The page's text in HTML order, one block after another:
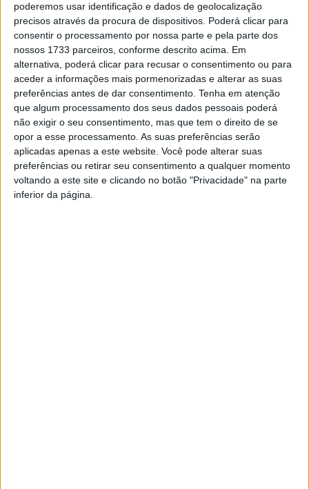
poderemos usar identificação e dados de geolocalização
precisos através da procura de dispositivos. Poderá clicar para
consentir o processamento por nossa parte e pela parte dos
nossos 1733 parceiros, conforme descrito acima. Em
alternativa, poderá clicar para recusar o consentimento ou para
aceder a informações mais pormenorizadas e alterar as suas
preferências antes de dar consentimento. Tenha em atenção
que algum processamento dos seus dados pessoais poderá
não exigir o seu consentimento, mas que tem o direito de se
opor a esse processamento. As suas preferências serão
aplicadas apenas a este website. Você pode alterar suas
preferências ou retirar seu consentimento a qualquer momento
voltando a este site e clicando no botão "Privacidade" na parte
inferior da página.
Até ao final, a equipa terá três partidas frente a
formações minhotas: primeiro no dia 9 de dezembro, em
Vizela; no dia 16, recebe o Famalicão; e no dia 22 volta ao
Norte para defrontar o Sporting de Braga.
Esta e outras notícias para ouvir na Estação Diária – 96.8
FM ou emwww.968.fm.
Pub